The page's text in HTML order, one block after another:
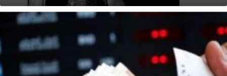
سعر
يتحسن
مقابل
الدولار